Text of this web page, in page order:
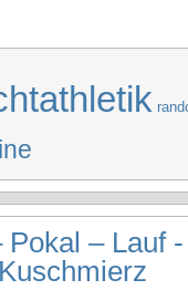
– Lauf